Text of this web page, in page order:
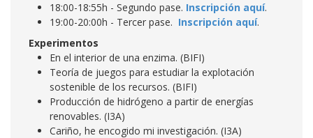
18:00-18:55h - Segundo pase. Inscripción aquí.
19:00-20:00h - Tercer pase. Inscripción aquí.
Experimentos
En el interior de una enzima. (BIFI)
Teoría de juegos para estudiar la explotación
sostenible de los recursos. (BIFI)
Producción de hidrógeno a partir de energías
renovables. (I3A)
Cariño, he encogido mi investigación. (I3A)